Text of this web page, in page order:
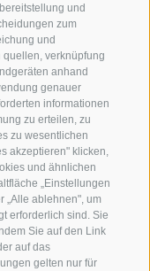
und
zum
und
verknüpfung
anhand
genauer
informationen
zu erteilen, zu
zu wesentlichen
akzeptieren" klicken,
und ähnlichen
„Einstellungen
„Alle ablehnen", um
erforderlich sind. Sie
Sie auf den Link
auf das
gelten nur für